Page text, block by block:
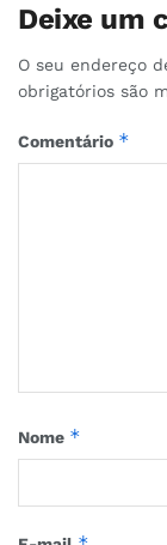
Deixe um
O seu endereço
obrigatórios são
Comentário *
Nome *